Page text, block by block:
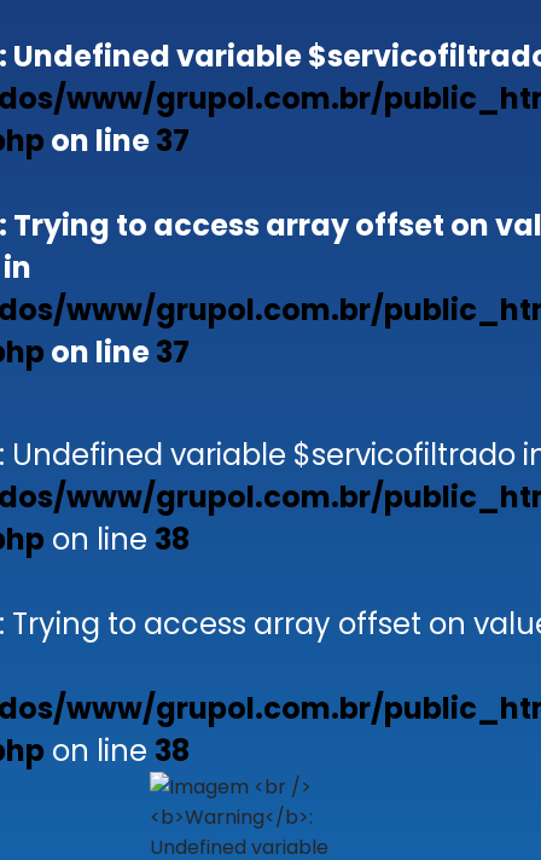
Undefined variable
www/grupol.com.br/
on line37
Trying to access array offset on
www/grupol.com.br/
on line37
Undefined variable $servicofiltrado
www/grupol.com.br/
on line 38
Trying to access array offset on
www/grupol.com.br/
on line 38